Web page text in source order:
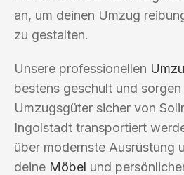
an, um deinen Umzug
zu gestalten.
Unsere professionellen
bestens geschult und
Umzugsgüter sicher von
Ingolstadt transportiert
über modernste Ausrüstung
deine Möbel und